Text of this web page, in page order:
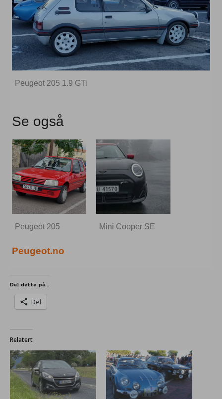
Peugeot 205 1.9 GTi
Se også
Peugeot 205 Mini Cooper SE
Peugeot.no
Del dette på...
Del
Relatert